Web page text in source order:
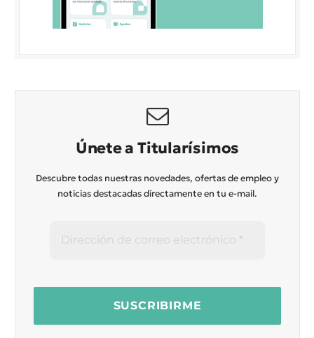
Únete a Titularísimos
Descubre todas nuestras novedades, ofertas de empleo y
noticias destacadas directamente en tu e-mail.